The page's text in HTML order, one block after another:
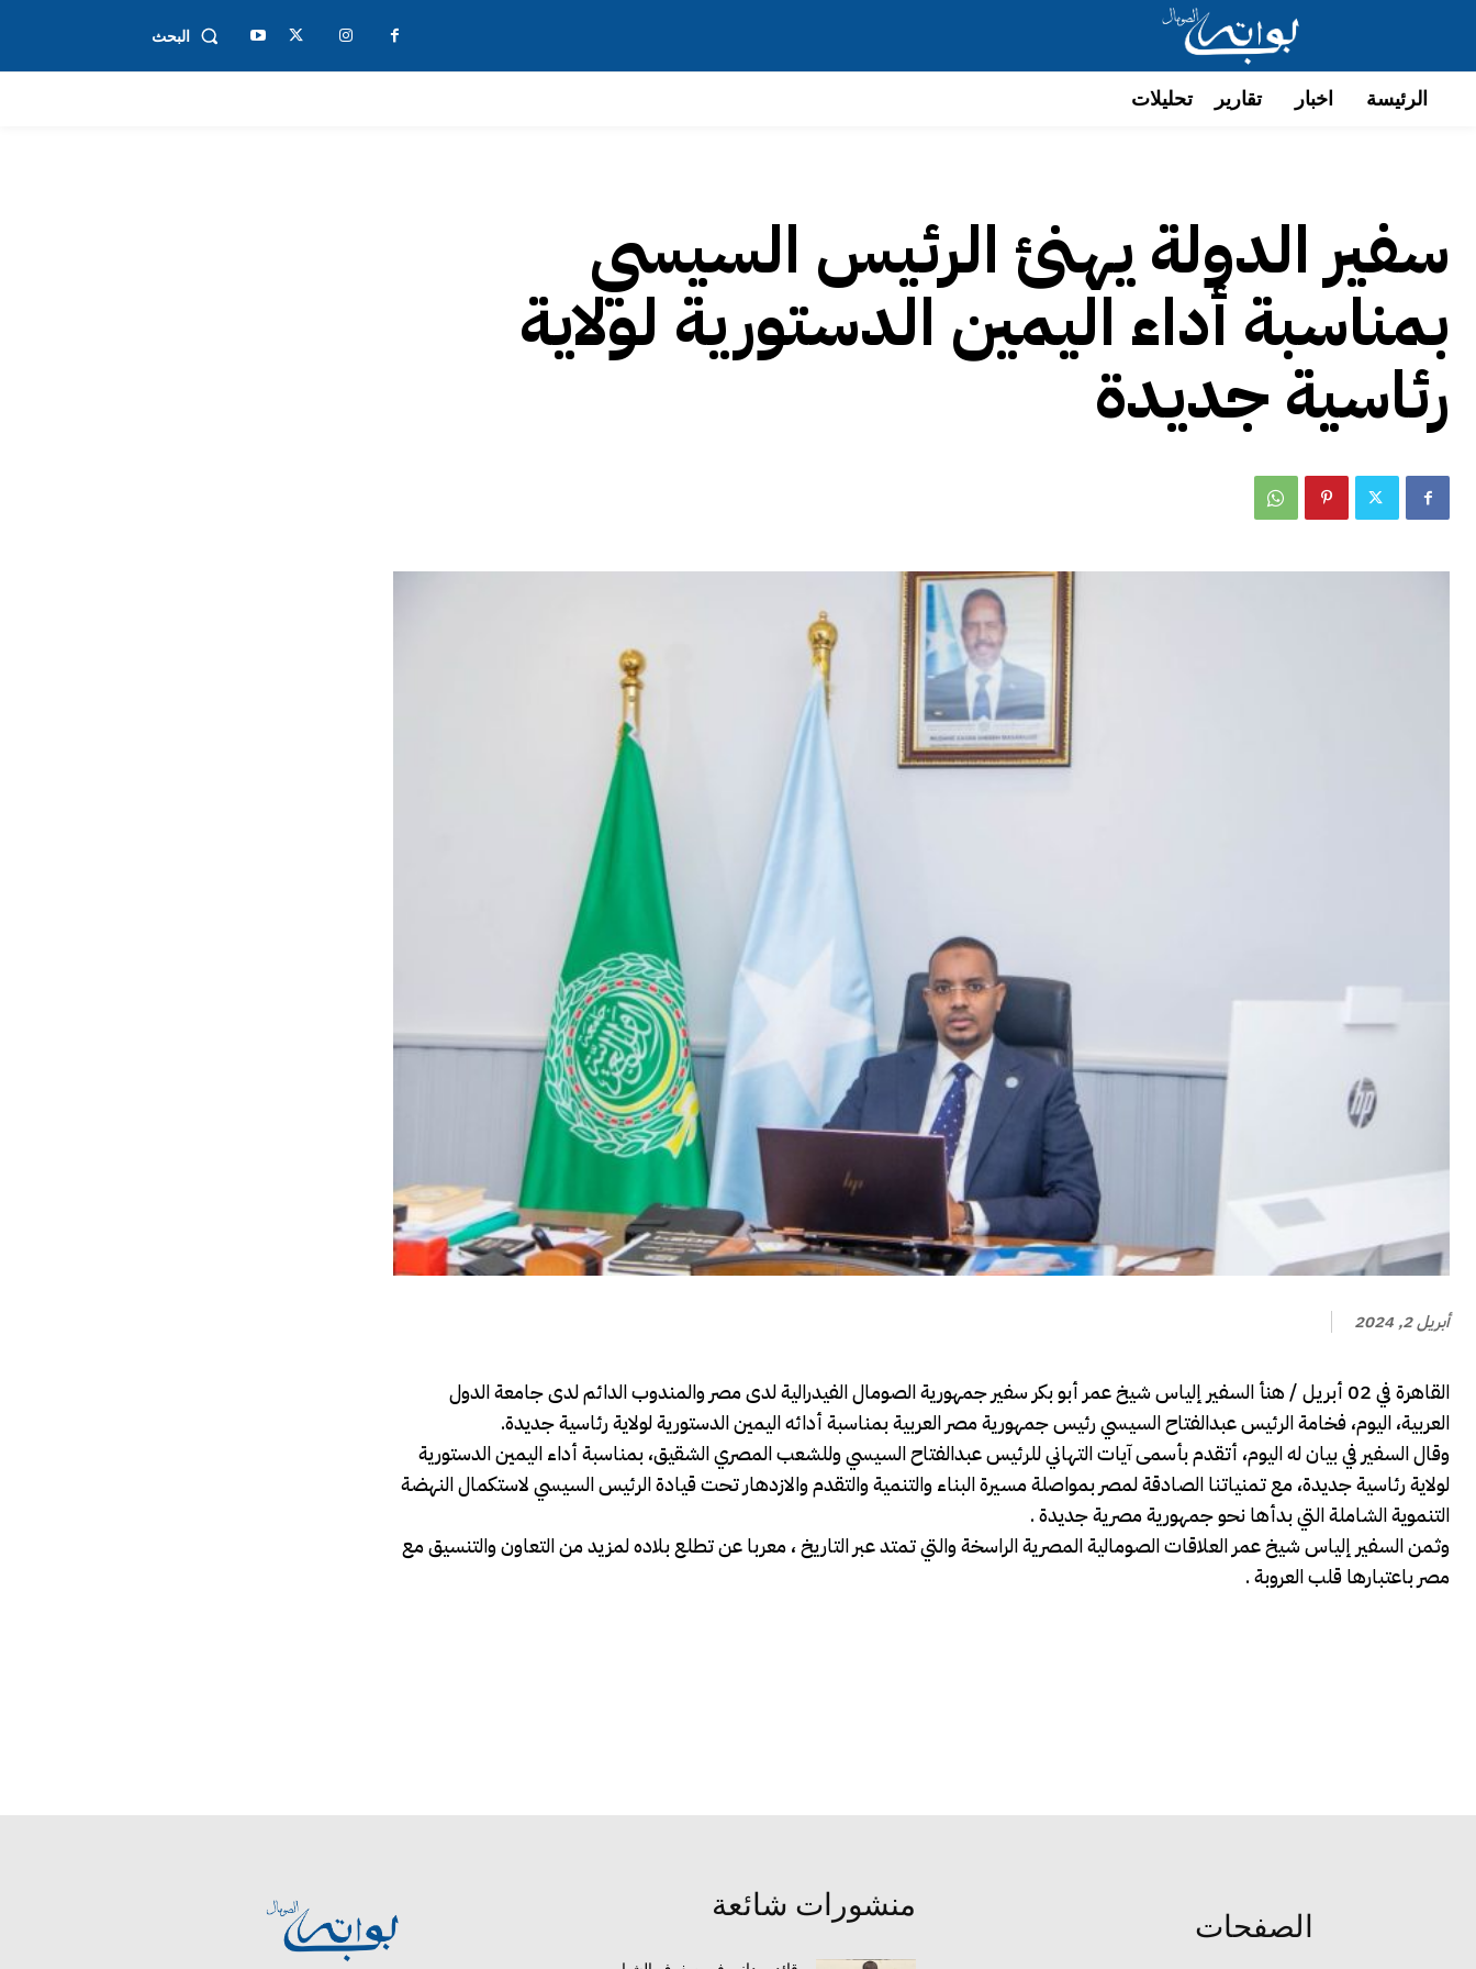
البحث
الرئيسة اخبار تقارير تحليلات
سفير الدولة يهنئ الرئيس السيسي
بمناسبة أداء اليمين الدستورية لولاية
رئاسية جديدة
أبريل 2, 2024
القاهرة في 02 أبريل / هنأ السفير إلياس شيخ عمر أبو بكر سفير جمهورية الصومال الفيدرالية لدى مصر والمندوب الدائم لدى جامعة الدول
العربية، اليوم، فخامة الرئيس عبدالفتاح السيسي رئيس جمهورية مصر العربية بمناسبة أدائه اليمين الدستورية لولاية رئاسية جديدة.
وقال السفير في بيان له اليوم، أتقدم بأسمى آيات التهاني للرئيس عبدالفتاح السيسي وللشعب المصري الشقيق، بمناسبة أداء اليمين الدستورية
لولاية رئاسية جديدة، مع تمنياتنا الصادقة لمصر بمواصلة مسيرة البناء والتنمية والتقدم والازدهار تحت قيادة الرئيس السيسي لاستكمال النهضة
التنموية الشاملة التي بدأها نحو جمهورية مصرية جديدة .
وثمن السفير إلياس شيخ عمر العلاقات الصومالية المصرية الراسخة والتي تمتد عبر التاريخ ، معربا عن تطلع بلاده لمزيد من التعاون والتنسيق مع
مصر باعتبارها قلب العروبة .
منشورات شائعة
الصفحات